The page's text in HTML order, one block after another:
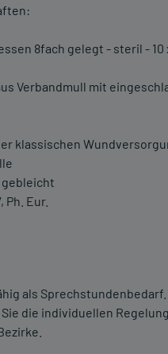
8fach gelegt - steril - 10
Verbandmull mit
klassischen
gebleicht
Ph. Eur.
als Sprechstundenbedarf.
die individuellen